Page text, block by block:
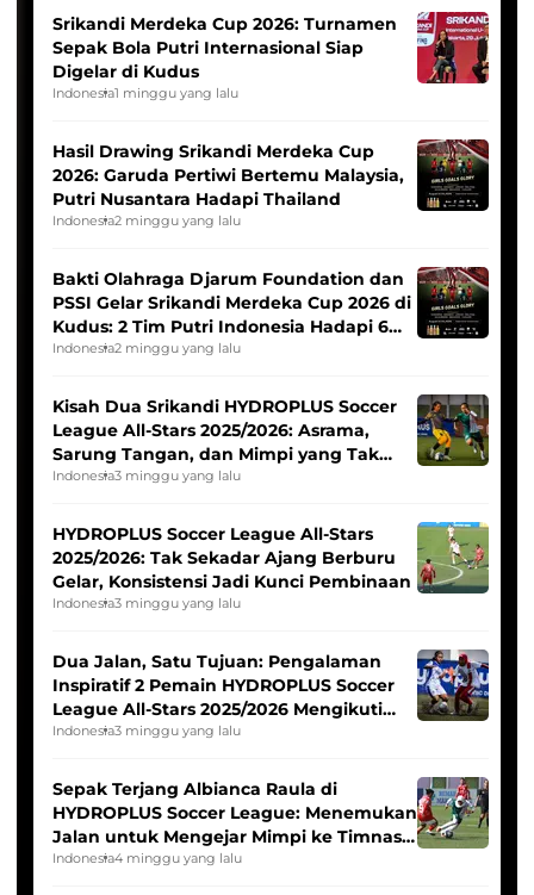
Srikandi Merdeka Cup 2026: Turnamen
Sepak Bola Putri Internasional Siap
Digelar di Kudus
Indonesia1 minggu yang lalu
Hasil Drawing Srikandi Merdeka Cup
2026: Garuda Pertiwi Bertemu Malaysia,
Putri Nusantara Hadapi Thailand
Indonesia2 minggu yang lalu
Bakti Olahraga Djarum Foundation dan
PSSI Gelar Srikandi Merdeka Cup 2026 di
Kudus: 2 Tim Putri Indonesia Hadapi 6
Tim Asia
Indonesia2 minggu yang lalu
Kisah Dua Srikandi HYDROPLUS Soccer
League All-Stars 2025/2026: Asrama,
Sarung Tangan, dan Mimpi yang Tak
Pernah Padam
Indonesia3 minggu yang lalu
HYDROPLUS Soccer League All-Stars
2025/2026: Tak Sekadar Ajang Berburu
Gelar, Konsistensi Jadi Kunci Pembinaan
Indonesia3 minggu yang lalu
Dua Jalan, Satu Tujuan: Pengalaman
Inspiratif 2 Pemain HYDROPLUS Soccer
League All-Stars 2025/2026 Mengikuti
Seleksi Timnas Indonesia Putri
Indonesia3 minggu yang lalu
Sepak Terjang Albianca Raula di
HYDROPLUS Soccer League: Menemukan
Jalan untuk Mengejar Mimpi ke Timnas
Indonesia Putri
Indonesia4 minggu yang lalu